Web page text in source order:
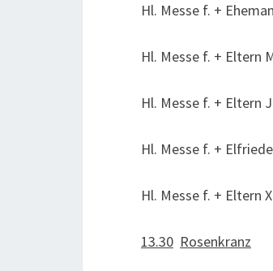
Hl. Messe f. +
Hl. Messe f. + Eltern
Hl. Messe f. + Eltern
Hl. Messe f. +
Hl. Messe f. + Eltern
13.30 Rosenkranz